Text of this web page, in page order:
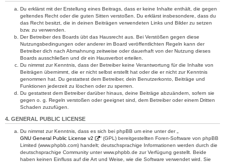
Du erklärst mit der Erstellung eines Beitrags, dass er keine Inhalte enthält, die gegen
geltendes Recht oder die guten Sitten verstoßen. Du erklärst insbesondere, dass du
das Recht besitzt, die in deinen Beiträgen verwendeten Links und Bilder zu setzen
bzw. zu verwenden.
Der Betreiber des Boards übt das Hausrecht aus. Bei Verstößen gegen diese
Nutzungsbedingungen oder anderer im Board veröffentlichten Regeln kann der
Betreiber dich nach Abmahnung zeitweise oder dauerhaft von der Nutzung dieses
Boards ausschließen und dir ein Hausverbot erteilen.
Du nimmst zur Kenntnis, dass der Betreiber keine Verantwortung für die Inhalte von
Beiträgen übernimmt, die er nicht selbst erstellt hat oder die er nicht zur Kenntnis
genommen hat. Du gestattest dem Betreiber, dein Benutzerkonto, Beiträge und
Funktionen jederzeit zu löschen oder zu sperren.
Du gestattest dem Betreiber darüber hinaus, deine Beiträge abzuändern, sofern sie
gegen o. g. Regeln verstoßen oder geeignet sind, dem Betreiber oder einem Dritten
Schaden zuzufügen.
4. GENERAL PUBLIC LICENSE
Du nimmst zur Kenntnis, dass es sich bei phpBB um eine unter der „
GNU General Public License v2
“ (GPL) bereitgestellten Foren-Software von phpBB
Limited (www.phpbb.com) handelt; deutschsprachige Informationen werden durch die
deutschsprachige Community unter www.phpbb.de zur Verfügung gestellt. Beide
haben keinen Einfluss auf die Art und Weise, wie die Software verwendet wird. Sie